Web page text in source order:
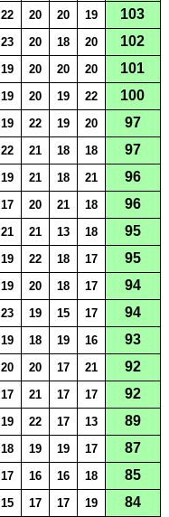
22 20 20 19 103
23 20 18 20 102
19 20 20 20 101
19 20 19 22 100
19 22 19 20 97
22 21 18 18 97
19 21 18 21 96
17 20 21 18 96
21 21 13 18 95
19 22 18 17 95
19 20 18 17 94
23 19 15 17 94
19 18 19 16 93
20 20 17 21 92
17 21 17 17 92
19 22 17 13 89
18 19 19 17 87
17 16 16 18 85
15 17 17 19 84